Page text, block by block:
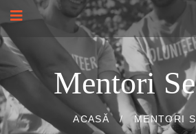
Mentori
ACASĂ / MENTORI